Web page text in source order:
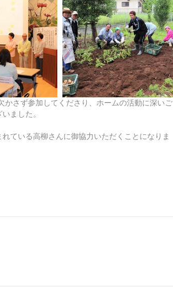
さず参加してくださり、ホームの活動に深いご
ました。
ている高柳さんに御協力いただくことになりま